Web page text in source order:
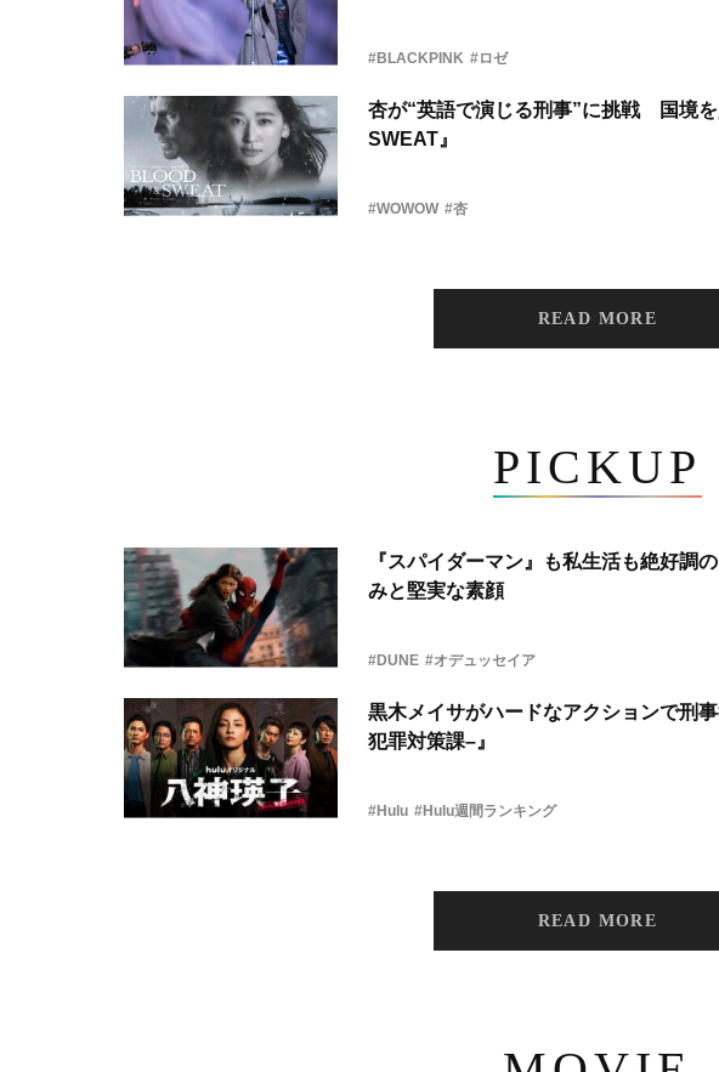
#BLACKPINK #ロゼ
杏が“英語で演じる刑事”に挑戦 国境
SWEAT』
#WOWOW #杏
READ MORE
PICKUP
『スパイダーマン』も私生活も絶好調
みと堅実な素顔
#DUNE #オデュッセイア
黒木メイサがハードなアクションで刑
犯罪対策課–』
#Hulu #Hulu週間ランキング
READ MORE